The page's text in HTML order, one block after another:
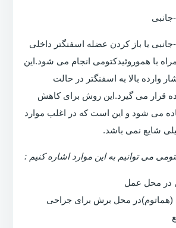
یا باز کردن عضله اسفنگتر داخلی
با هموروئیدکتومی انجام می شود.این
وارده بالا به اسفنگتر در حالت
قرار می گیرد.این روش برای کاهش
می شود و این است که در اغلب موارد
شایع نمی باشد.
می توانیم به این موارد اشاره کنیم :
در محل عمل
(هماتوم)در محل برش برای جراحی